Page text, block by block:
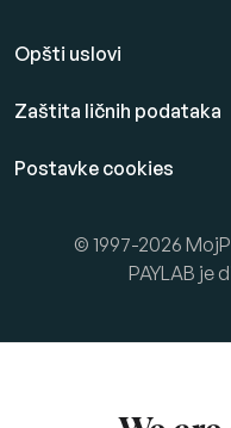
Opšti uslovi
Zaštita ličnih podataka
Postavke cookies
© 1997-2026
PAYLAB je